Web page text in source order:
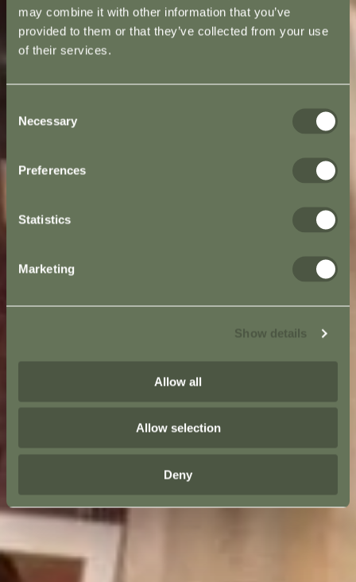
may combine it with other information that you’ve
provided to them or that they’ve collected from your use
of their services.
Selection
Necessary
Preferences
Statistics
Marketing
Show details
Allow all
Allow selection
Deny